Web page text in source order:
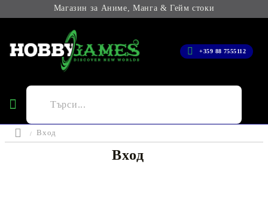
Магазин за Аниме, Манга & Гейм стоки
+359 88 7555112
Вход
Вход